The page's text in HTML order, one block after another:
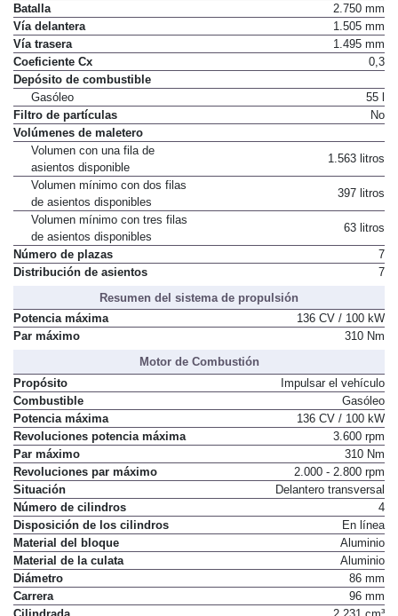
Batalla
2.750 mm
Vía delantera
1.505 mm
Vía trasera
1.495 mm
Coeficiente Cx
0,3
Depósito de combustible
Gasóleo
55 l
Filtro de partículas
No
Volúmenes de maletero
Volumen con una fila de
asientos disponible
1.563 litros
Volumen mínimo con dos filas
de asientos disponibles
397 litros
Volumen mínimo con tres filas
de asientos disponibles
63 litros
Número de plazas
7
Distribución de asientos
7
Resumen del sistema de propulsión
Potencia máxima
136 CV / 100 kW
Par máximo
310 Nm
Motor de Combustión
Propósito
Impulsar el vehículo
Combustible
Gasóleo
Potencia máxima
136 CV / 100 kW
Revoluciones potencia máxima
3.600 rpm
Par máximo
310 Nm
Revoluciones par máximo
2.000 - 2.800 rpm
Situación
Delantero transversal
Número de cilindros
4
Disposición de los cilindros
En línea
Material del bloque
Aluminio
Material de la culata
Aluminio
Diámetro
86 mm
Carrera
96 mm